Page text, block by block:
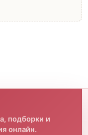
подборки и
онлайн.